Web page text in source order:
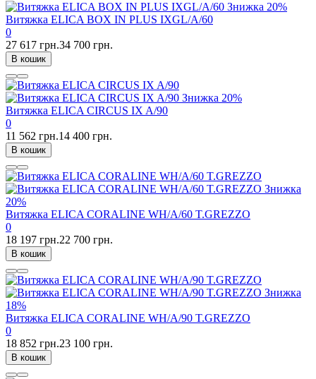
Знижка 20%
Витяжка ELICA BOX IN PLUS IXGL/A/60
0
27 617 грн.34 700 грн.
В кошик
Знижка 20%
Витяжка ELICA CIRCUS IX A/90
0
11 562 грн.14 400 грн.
В кошик
Знижка
20%
Витяжка ELICA CORALINE WH/A/60 T.GREZZO
0
18 197 грн.22 700 грн.
В кошик
Знижка
18%
Витяжка ELICA CORALINE WH/A/90 T.GREZZO
0
18 852 грн.23 100 грн.
В кошик